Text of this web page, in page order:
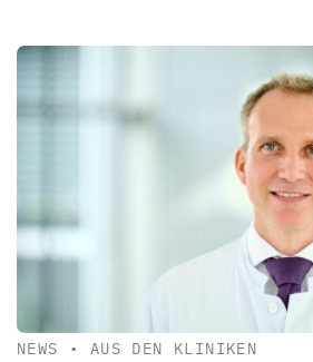
NEWS • AUS DEN KLINIKEN